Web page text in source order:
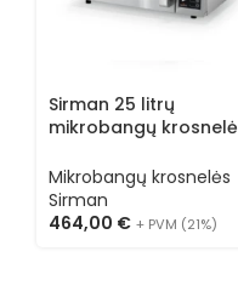
Sirman 25 litrų
mikrobangų krosnelė
Mikrobangų krosnelės
Sirman
464,00 € + PVM (21%)